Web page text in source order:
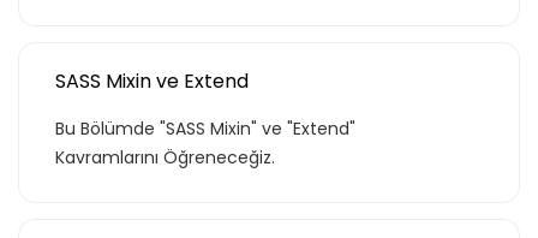
SASS Mixin ve Extend
Bu Bölümde "SASS Mixin" ve "Extend"
Kavramlarını Öğreneceğiz.